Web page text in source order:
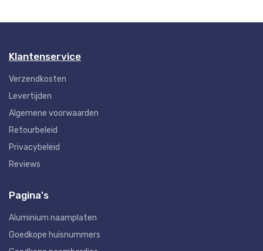
Klantenservice
Verzendkosten
Levertijden
Algemene voorwaarden
Retourbeleid
Privacybeleid
Reviews
Pagina's
Aluminium naamplaten
Goedkope huisnummers